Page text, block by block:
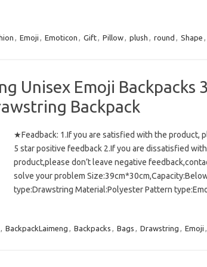
, Emoji , Emoticon , Gift, Pillow, plush , round , Shape ,
Unisex Emoji Backpacks
Backpack
★Feadback: 1.If you are satisfied with the product,
5 star positive feedback 2.If you are dissatisfied
product,please don’t leave negative
solve your problem
type:Drawstring Material:Polyester Pattern
, BackpackLaimeng , Backpacks , Bags , Drawstring , Emoji ,